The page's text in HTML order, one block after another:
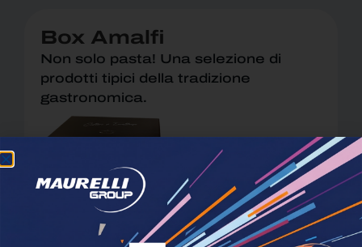
Box Amalfi
Non solo pasta! Una selezione di
prodotti tipici della tradizione
gastronomica.
Scopri tutti i prodotti